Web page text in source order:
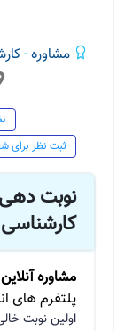
مشاوره-
ثبت نظر برای
نوبت
مشاوره آنلاین
پلتفرم های
اولین نوبت